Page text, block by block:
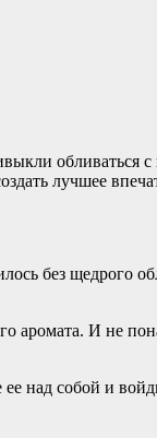
обливаться
лучшее
без щедрого
аромата. И не
над собой и